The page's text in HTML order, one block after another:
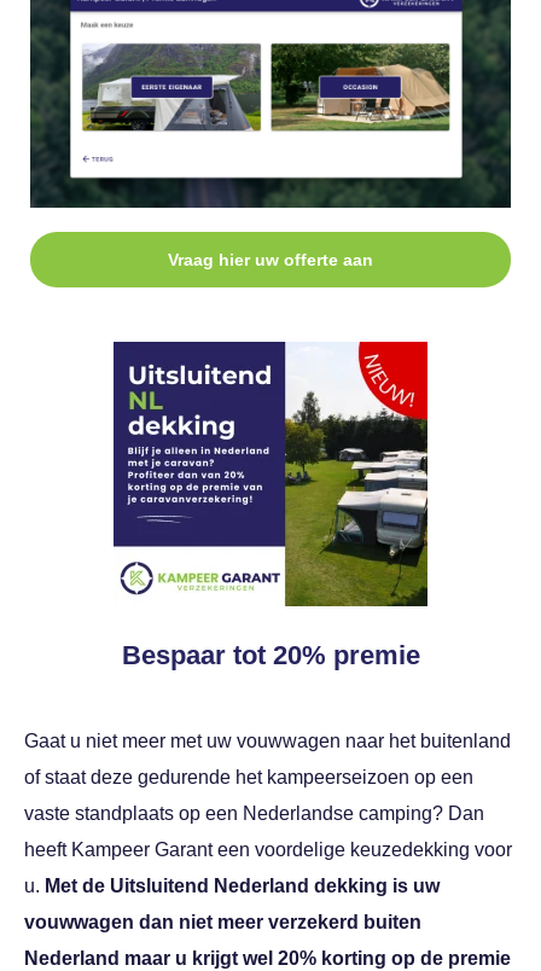
Vraag hier uw offerte aan
Bespaar tot 20% premie
Gaat u niet meer met uw vouwwagen naar het buitenland
of staat deze gedurende het kampeerseizoen op een
vaste standplaats op een Nederlandse camping? Dan
heeft Kampeer Garant een voordelige keuzedekking voor
u. Met de Uitsluitend Nederland dekking is uw
vouwwagen dan niet meer verzekerd buiten
Nederland maar u krijgt wel 20% korting op de premie